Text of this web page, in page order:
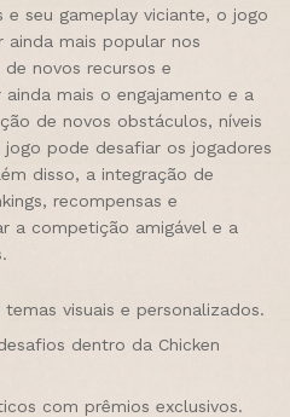
e seu gameplay viciante, o jogo
mais popular nos
novos recursos e
mais o engajamento e a
de novos obstáculos, níveis
pode desafiar os jogadores
disso, a integração de
recompensas e
a competição amigável e a
visuais e personalizados.
dentro da Chicken
com prêmios exclusivos.